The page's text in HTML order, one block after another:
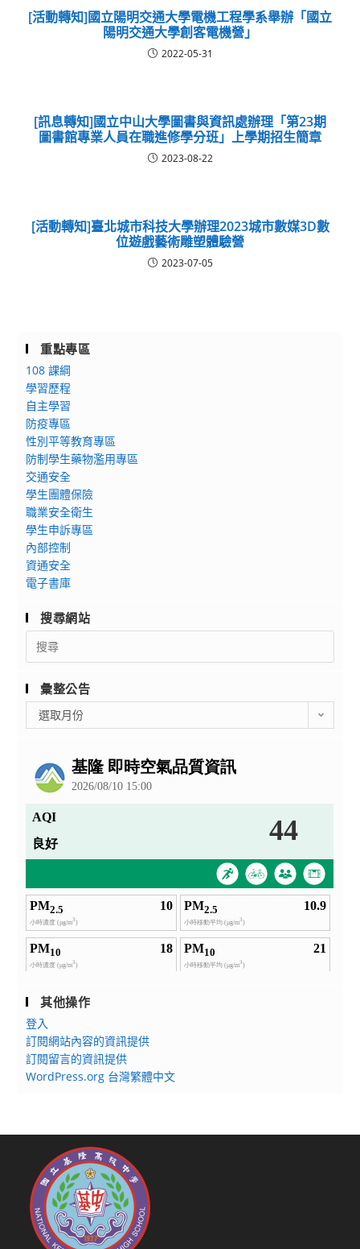
[活動轉知]國立陽明交通大學電機工程學系舉辦「國立
陽明交通大學創客電機營」
2022-05-31
[訊息轉知]國立中山大學圖書與資訊處辦理「第23期
圖書館專業人員在職進修學分班」上學期招生簡章
2023-08-22
[活動轉知]臺北城市科技大學辦理2023城市數媒3D數
位遊戲藝術雕塑體驗營
2023-07-05
重點專區
108 課綱
學習歷程
自主學習
防疫專區
性別平等教育專區
防制學生藥物濫用專區
交通安全
學生團體保險
職業安全衛生
學生申訴專區
內部控制
資通安全
電子書庫
搜尋網站
Search
for:
彙整公告
整
選取月份
其他操作
登入
訂閱網站內容的資訊提供
訂閱留言的資訊提供
WordPress.org 台灣繁體中文